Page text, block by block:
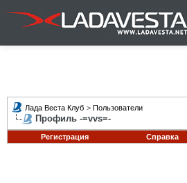
Лада Веста Клуб > Пользователи
Профиль -=vvs=-
Регистрация Справка